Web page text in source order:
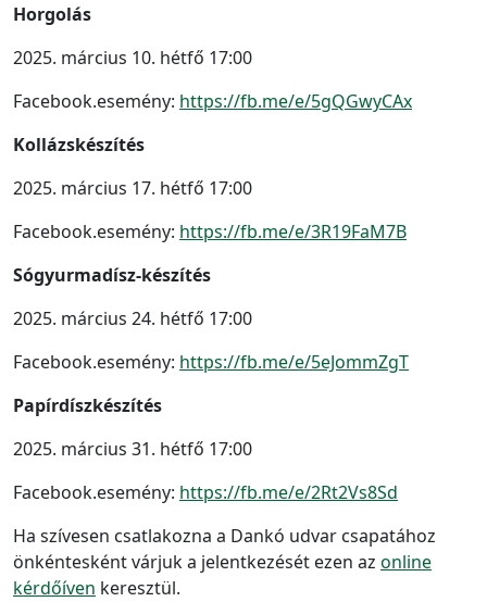
Horgolás
2025. március 10. hétfő 17:00
Facebook.esemény: https://fb.me/e/5gQGwyCAx
Kollázskészítés
2025. március 17. hétfő 17:00
Facebook.esemény: https://fb.me/e/3R19FaM7B
Sógyurmadísz-készítés
2025. március 24. hétfő 17:00
Facebook.esemény: https://fb.me/e/5eJommZgT
Papírdíszkészítés
2025. március 31. hétfő 17:00
Facebook.esemény: https://fb.me/e/2Rt2Vs8Sd
Ha szívesen csatlakozna a Dankó udvar csapatához
önkéntesként várjuk a jelentkezését ezen az online
kérdőíven keresztül.